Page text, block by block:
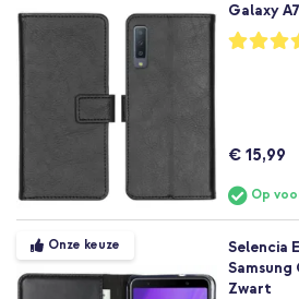
Galaxy
94%
€ 15,99
Op
Onze keuze
Selencia
Samsung
Zwart